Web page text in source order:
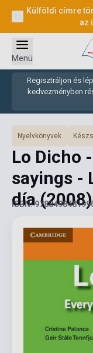
Külföldi címre
az
Regisztráljon és
kedvezményben
Menü
Nyelvkönyvek
Lo Dicho
sayings -
día(2008)
ISBN: